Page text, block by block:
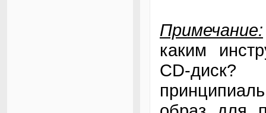
Примечание:
каким
CD-